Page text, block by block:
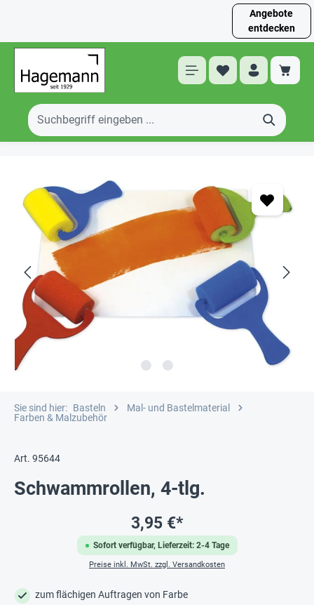
Angebote
entdecken
Sie sind hier: Basteln
Mal- und Bastelmaterial
Farben & Malzubehör
Art. 95644
Schwammrollen, 4-tlg.
Sofort verfügbar, Lieferzeit: 2-4 Tage
3,95 €*
Preise inkl. MwSt. zzgl. Versandkosten
zum flächigen Auftragen von Farbe